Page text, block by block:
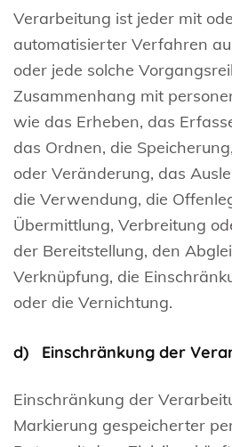
Verarbeitung ist jeder mit
automatisierter Verfahren
oder jede solche
Zusammenhang mit
wie das Erheben, das
das Ordnen, die
oder Veränderung, das
die Verwendung, die
Übermittlung, Verbreitung
der Bereitstellung, den
Verknüpfung, die
oder die Vernichtung.
d) Einschränkung der
Einschränkung der
Markierung gespeicherter